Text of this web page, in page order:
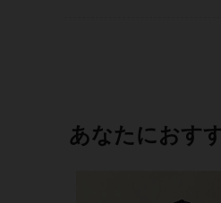
あなたにおす